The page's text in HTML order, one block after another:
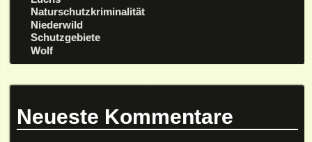
Naturschutzkriminalität
Niederwild
Schutzgebiete
Wolf
Neueste Kommentare